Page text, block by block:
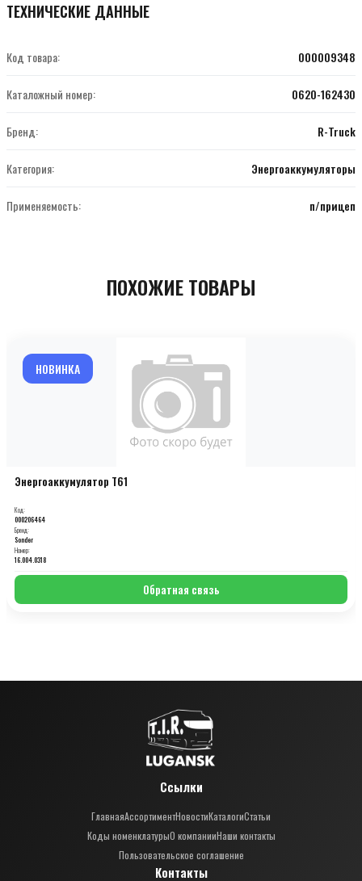
ТЕХНИЧЕСКИЕ ДАННЫЕ
Код товара: 000009348
Каталожный номер: 0620-162430
Бренд: R-Truck
Категория: Энергоаккумуляторы
Применяемость: п/прицеп
ПОХОЖИЕ ТОВАРЫ
НОВИНКА
Энергоаккумулятор T61
Код:
000206464
Бренд:
Sonder
Номер:
16.004.0318
Обратная связь
Ссылки
ГлавнаяАссортиментНовостиКаталогиСтатьи
Коды номенклатурыО компанииНаши контакты
Пользовательское соглашение
Контакты